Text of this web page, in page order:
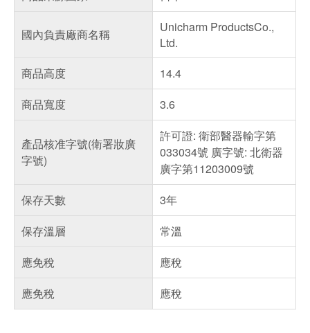
國內負責廠商名稱
Unicharm ProductsCo.,
Ltd.
商品高度
14.4
商品寬度
3.6
產品核准字號(衛署妝廣
字號)
許可證: 衛部醫器輸字第
033034號 廣字號: 北衛器
廣字第11203009號
保存天數
3年
保存溫層
常溫
應免稅
應稅
應免稅
應稅